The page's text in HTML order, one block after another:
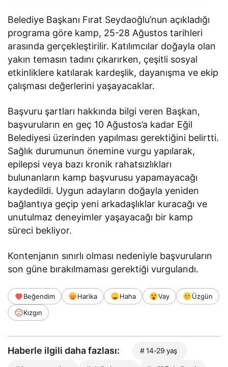
Belediye Başkanı Fırat Seydaoğlu’nun açıkladığı
programa göre kamp, 25-28 Ağustos tarihleri
arasında gerçekleştirilir. Katılımcılar doğayla olan
yakın temasın tadını çıkarırken, çeşitli sosyal
etkinliklere katılarak kardeşlik, dayanışma ve ekip
çalışması değerlerini yaşayacaklar.
Başvuru şartları hakkında bilgi veren Başkan,
başvuruların en geç 10 Ağustos’a kadar Eğil
Belediyesi üzerinden yapılması gerektiğini belirtti.
Sağlık durumunun önemine vurgu yapılarak,
epilepsi veya bazı kronik rahatsızlıkları
bulunanların kamp başvurusu yapamayacağı
kaydedildi. Uygun adayların doğayla yeniden
bağlantıya geçip yeni arkadaşlıklar kuracağı ve
unutulmaz deneyimler yaşayacağı bir kamp
süreci bekliyor.
Kontenjanın sınırlı olması nedeniyle başvuruların
son güne bırakılmaması gerektiği vurgulandı.
Beğendim Harika Haha Vay
Üzgün
Kızgın
Haberle ilgili daha fazlası: # 14-29 yaş